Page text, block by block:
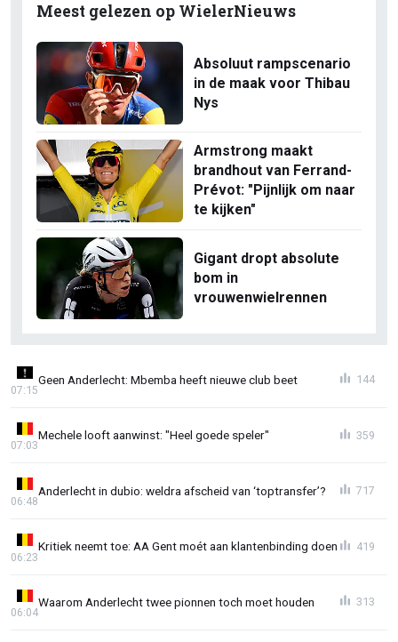
Meest gelezen op WielerNieuws
Absoluut rampscenario
in de maak voor Thibau
Nys
Armstrong maakt
brandhout van Ferrand-
Prévot: "Pijnlijk om naar
te kijken"
Gigant dropt absolute
bom in
vrouwenwielrennen
Geen Anderlecht: Mbemba heeft nieuwe club beet
07:15
144
Mechele looft aanwinst: "Heel goede speler"
07:03
359
Anderlecht in dubio: weldra afscheid van ‘toptransfer’?
06:48
717
Kritiek neemt toe: AA Gent moét aan klantenbinding doen
06:23
419
Waarom Anderlecht twee pionnen toch moet houden
06:04
313